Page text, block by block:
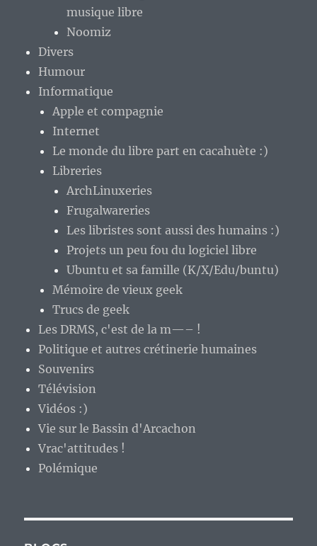
musique libre
Noomiz
Divers
Humour
Informatique
Apple et compagnie
Internet
Le monde du libre part en cacahuète :)
Libreries
ArchLinuxeries
Frugalwareries
Les libristes sont aussi des humains :)
Projets un peu fou du logiciel libre
Ubuntu et sa famille (K/X/Edu/buntu)
Mémoire de vieux geek
Trucs de geek
Les DRMS, c'est de la m—– !
Politique et autres crétinerie humaines
Souvenirs
Télévision
Vidéos :)
Vie sur le Bassin d'Arcachon
Vrac'attitudes !
Polémique